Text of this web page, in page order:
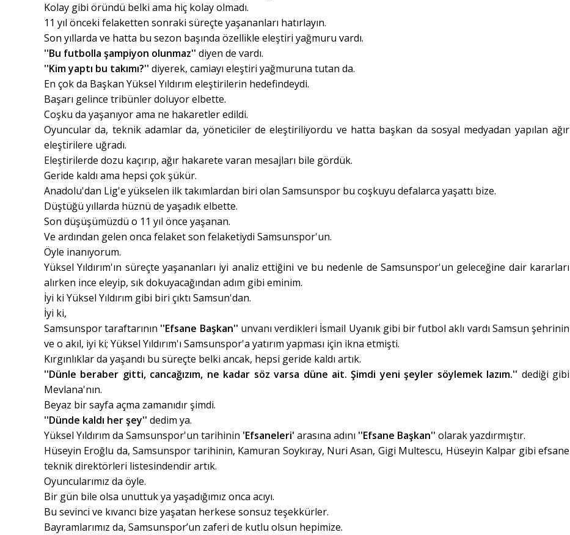
Kolay gibi öründü belki ama hiç kolay olmadı.
11 yıl önceki felaketten sonraki süreçte yaşananları hatırlayın.
Son yıllarda ve hatta bu sezon başında özellikle eleştiri yağmuru vardı.
''Bu futbolla şampiyon olunmaz'' diyen de vardı.
''Kim yaptı bu takımı?'' diyerek, camiayı eleştiri yağmuruna tutan da.
En çok da Başkan Yüksel Yıldırım eleştirilerin hedefindeydi.
Başarı gelince tribünler doluyor elbette.
Coşku da yaşanıyor ama ne hakaretler edildi.
Oyuncular da, teknik adamlar da, yöneticiler de eleştiriliyordu ve hatta başkan da sosyal medyadan yapılan ağır
eleştirilere uğradı.
Eleştirilerde dozu kaçırıp, ağır hakarete varan mesajları bile gördük.
Geride kaldı ama hepsi çok şükür.
Anadolu'dan Lig'e yükselen ilk takımlardan biri olan Samsunspor bu coşkuyu defalarca yaşattı bize.
Düştüğü yıllarda hüznü de yaşadık elbette.
Son düşüşümüzdü o 11 yıl önce yaşanan.
Ve ardından gelen onca felaket son felaketiydi Samsunspor'un.
Öyle inanıyorum.
Yüksel Yıldırım'ın süreçte yaşananları iyi analiz ettiğini ve bu nedenle de Samsunspor'un geleceğine dair kararları
alırken ince eleyip, sık dokuyacağından adım gibi eminim.
İyi ki Yüksel Yıldırım gibi biri çıktı Samsun'dan.
İyi ki,
Samsunspor taraftarının ''Efsane Başkan'' unvanı verdikleri İsmail Uyanık gibi bir futbol aklı vardı Samsun şehrinin
ve o akıl, iyi ki; Yüksel Yıldırım'ı Samsunspor'a yatırım yapması için ikna etmişti.
Kırgınlıklar da yaşandı bu süreçte belki ancak, hepsi geride kaldı artık.
''Dünle beraber gitti, cancağızım, ne kadar söz varsa düne ait. Şimdi yeni şeyler söylemek lazım.'' dediği gibi
Mevlana'nın.
Beyaz bir sayfa açma zamanıdır şimdi.
''Dünde kaldı her şey'' dedim ya.
Yüksel Yıldırım da Samsunspor'un tarihinin 'Efsaneleri' arasına adını ''Efsane Başkan'' olarak yazdırmıştır.
Hüseyin Eroğlu da, Samsunspor tarihinin, Kamuran Soykıray, Nuri Asan, Gigi Multescu, Hüseyin Kalpar gibi efsane
teknik direktörleri listesindendir artık.
Oyuncularımız da öyle.
Bir gün bile olsa unuttuk ya yaşadığımız onca acıyı.
Bu sevinci ve kıvancı bize yaşatan herkese sonsuz teşekkürler.
Bayramlarımız da, Samsunspor’un zaferi de kutlu olsun hepimize.